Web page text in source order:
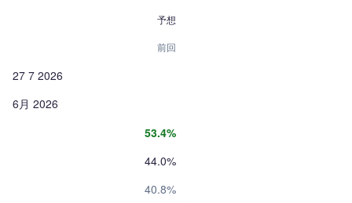
予想
前回
27 7 2026
6月 2026
53.4%
44.0%
40.8%